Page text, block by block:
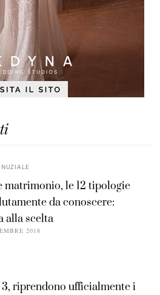
matrimonio, le 12 tipologie
da conoscere:
alla scelta
2018
3, riprendono ufficialmente i